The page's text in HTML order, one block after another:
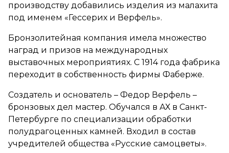
производству добавились изделия из малахита
под именем «Гессерих и Верфель».
Бронзолитейная компания имела множество
наград и призов на международных
выставочных мероприятиях. С 1914 года фабрика
переходит в собственность фирмы Фаберже.
Создатель и основатель – Федор Верфель –
бронзовых дел мастер. Обучался в АХ в Санкт-
Петербурге по специализации обработки
полудрагоценных камней. Входил в состав
учредителей общества «Русские самоцветы».